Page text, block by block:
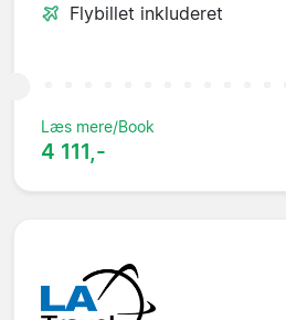
Flybillet inkluderet
Læs mere/Book
4 111,-